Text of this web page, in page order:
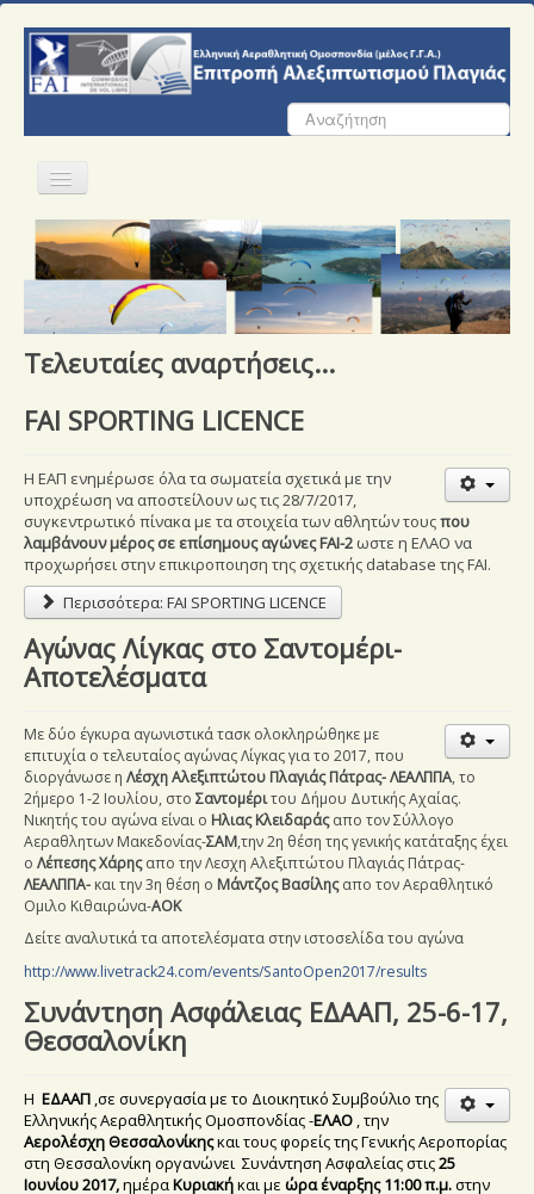
Αναζήτηση...
Αρχική
Ε.Α.Π.
Σωματεία
Αγώνες
Εκπαίδευση
Έγγραφα
Εξετάσεις
Ασφάλιση Αθλητών
English Articles
Τελευταίες αναρτήσεις...
FAI SPORTING LICENCE
H ΕΑΠ ενημέρωσε όλα τα σωματεία σχετικά με την
υποχρέωση να αποστείλουν ως τις 28/7/2017,
συγκεντρωτικό πίνακα με τα στοιχεία των αθλητών τουςπου
λαμβάνουν μέρος σε επίσημους αγώνες FAI-2 ωστε η ΕΛΑΟ να
προχωρήσει στην επικιροποιηση της σχετικής database της FAI.
Περισσότερα: FAI SPORTING LICENCE
Αγώνας Λίγκας στο Σαντομέρι-
Αποτελέσματα
Με δύο έγκυρα αγωνιστικά τασκ ολοκληρώθηκε με
επιτυχία ο τελευταίος αγώνας Λίγκας για το 2017, που
διοργάνωσε η Λέσχη Αλεξιπτώτου Πλαγιάς Πάτρας- ΛΕΑΛΠΠΑ, το
2ήμερο 1-2 Ιουλίου, στο Σαντομέριτου Δήμου Δυτικής Αχαίας.
Νικητής του αγώνα είναι ο Ηλιας Κλειδαράςαπο τον Σύλλογο
Αεραθλητων Μακεδονίας-ΣΑΜ,την 2η θέση της γενικής κατάταξης έχει
ο Λέπεσης Χάρηςαπο τηνΛεσχη Αλεξιπτώτου Πλαγιάς Πάτρας-
ΛΕΑΛΠΠΑ- και την 3η θέση ο Μάντζος Βασίληςαπο τον Αεραθλητικό
Ομιλο Κιθαιρώνα-ΑΟΚ
Δείτε αναλυτικά τα αποτελέσματα στην ιστοσελίδα του αγώνα
http://www.livetrack24.com/events/SantoOpen2017/results
Συνάντηση Ασφάλειας ΕΔΑΑΠ, 25-6-17,
Θεσσαλονίκη
H ΕΔΑΑΠ ,σε συνεργασία με το Διοικητικό Συμβούλιο της
Ελληνικής Αεραθλητικής Ομοσπονδίας -ΕΛΑΟ , την
Αερολέσχη Θεσσαλονίκηςκαι τους φορείς της Γενικής Αεροπορίας
στη Θεσσαλονίκη οργανώνει Συνάντηση Ασφαλείας στις25
Ιουνίου 2017,ημέραΚυριακήκαι με ώρα έναρξης 11:00 π.μ.στην